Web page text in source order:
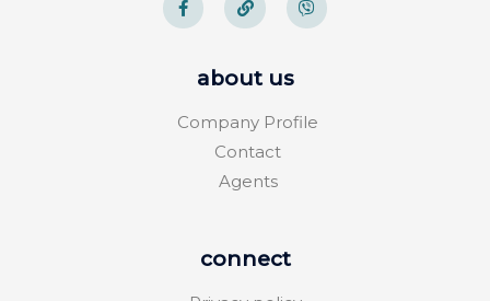
about us
Company Profile
Contact
Agents
connect